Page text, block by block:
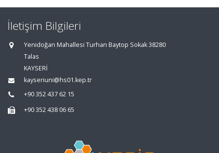
İletişim Bilgileri
Yenidoğan Mahallesi Turhan Baytop Sokak 38280
Talas
KAYSERİ
kayseriuni@hs01.kep.tr
+90 352 437 62 15
+90 352 438 06 65